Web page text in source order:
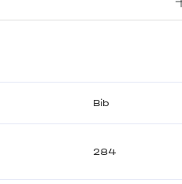
Bib
284